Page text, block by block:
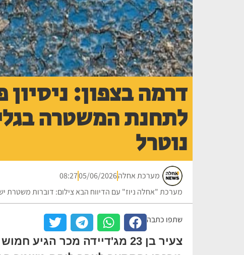
דרמה בצפון: ניסיון
לתחנת המשטרה
נוטרל
מערכת אחלה05/06/2026
08:27
מערכת "אחלה ניוז" עם הדיווח הבא צילום: דוברות משטרת
שתפו כתבה
צעיר בן 23 מג'דיידה מכר